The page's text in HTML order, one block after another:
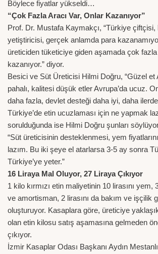
Böylece fiyatlar yükseldi…
“Çok Fazla Aracı Var, Onlar Kazanıyor”
Prof. Dr. Mustafa Kaymakçı, “Türkiye çiftçisi,
yetiştiricisi, gerçek anlamda para
üreticiden tüketiciye giden aşamada çok
kazanıyor.” diyor.
Besici ve Süt Üreticisi Hilmi Doğru, “Güzel et
pahalı, kalitesi düşük etler Avrupa’da ucuz.
daha fazla, devlet desteği daha iyi, daha
Türkiye’de etin ucuzlaması için ne yapmak
sorulduğunda ise Hilmi Doğru şunları
“Süt üreticisinin desteklenmesi, yem
lazım. Bu iki şeye el atarlarsa 3-5 ay sonra
Türkiye’ye yeter.”
16 Liraya Mal Oluyor, 27 Liraya Çıkıyor
1 kilo kırmızı etin maliyetinin 10 lirasını yem,
ve amortisman, 2 lirasını da bakım ve işçilik
oluşturuyor. Kasaplara göre, üreticiye
olan etin kilosu satış aşamasına gelmeden
çıkıyor.
İzmir Kasaplar Odası Başkanı Aydın